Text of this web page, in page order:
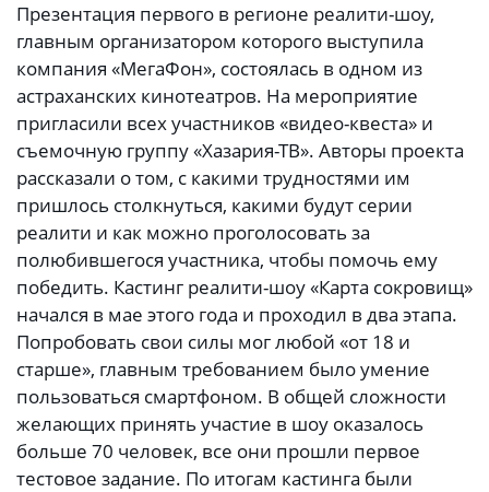
Презентация первого в регионе реалити-шоу,
главным организатором которого выступила
компания «МегаФон», состоялась в одном из
астраханских кинотеатров. На мероприятие
пригласили всех участников «видео-квеста» и
съемочную группу «Хазария-ТВ». Авторы проекта
рассказали о том, с какими трудностями им
пришлось столкнуться, какими будут серии
реалити и как можно проголосовать за
полюбившегося участника, чтобы помочь ему
победить. Кастинг реалити-шоу «Карта сокровищ»
начался в мае этого года и проходил в два этапа.
Попробовать свои силы мог любой «от 18 и
старше», главным требованием было умение
пользоваться смартфоном. В общей сложности
желающих принять участие в шоу оказалось
больше 70 человек, все они прошли первое
тестовое задание. По итогам кастинга были